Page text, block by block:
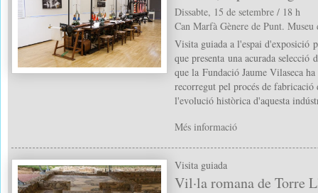
Dissabte, 15 de setembre / 18 h
Can Marfà Gènere de Punt. Museu
Visita guiada a l'espai d'exposició
que presenta una acurada selecció
que la Fundació Jaume Vilaseca
recorregut pel procés de fabricació
l'evolució històrica d'aquesta
Més informació
Visita guiada
Vil·la romana de Torre